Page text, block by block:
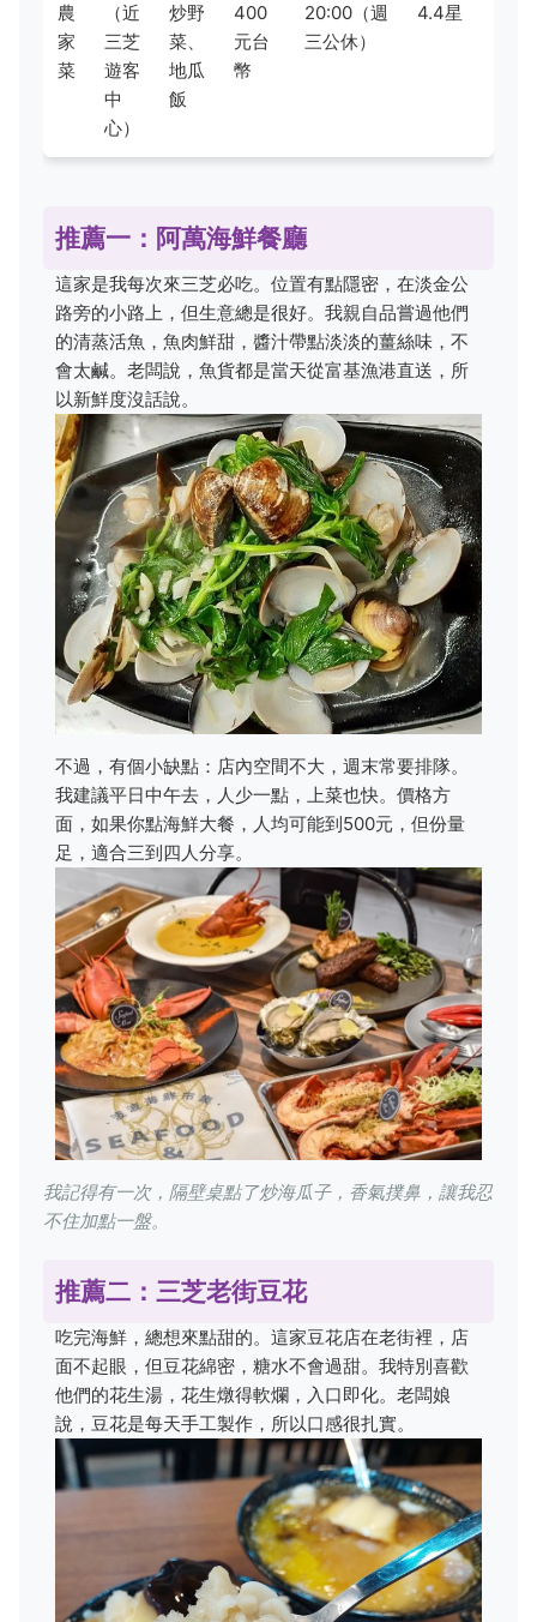
農
家
菜
（近
三芝
遊客
中
心）
炒野
菜、
地瓜
飯
400
元台
幣
20:00（週
三公休）
4.4星
推薦一：阿萬海鮮餐廳
這家是我每次來三芝必吃。位置有點隱密，在淡金公
路旁的小路上，但生意總是很好。我親自品嘗過他們
的清蒸活魚，魚肉鮮甜，醬汁帶點淡淡的薑絲味，不
會太鹹。老闆說，魚貨都是當天從富基漁港直送，所
以新鮮度沒話說。
不過，有個小缺點：店內空間不大，週末常要排隊。
我建議平日中午去，人少一點，上菜也快。價格方
面，如果你點海鮮大餐，人均可能到500元，但份量
足，適合三到四人分享。
我記得有一次，隔壁桌點了炒海瓜子，香氣撲鼻，讓我忍
不住加點一盤。
推薦二：三芝老街豆花
吃完海鮮，總想來點甜的。這家豆花店在老街裡，店
面不起眼，但豆花綿密，糖水不會過甜。我特別喜歡
他們的花生湯，花生燉得軟爛，入口即化。老闆娘
說，豆花是每天手工製作，所以口感很扎實。